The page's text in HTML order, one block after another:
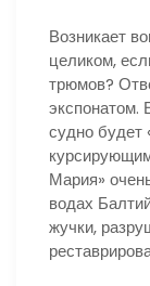
Возникает
целиком,
трюмов?
экспонатом.
судно
Мария»
водах
жучки,